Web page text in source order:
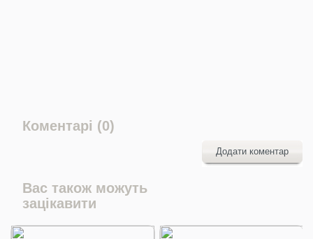
Коментарі (0)
Додати коментар
Вас також можуть
зацікавити